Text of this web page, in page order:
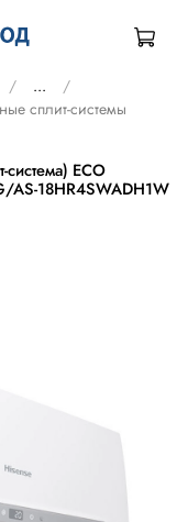
...
сплит-системы
ECO
AS-18HR4SWADH1W